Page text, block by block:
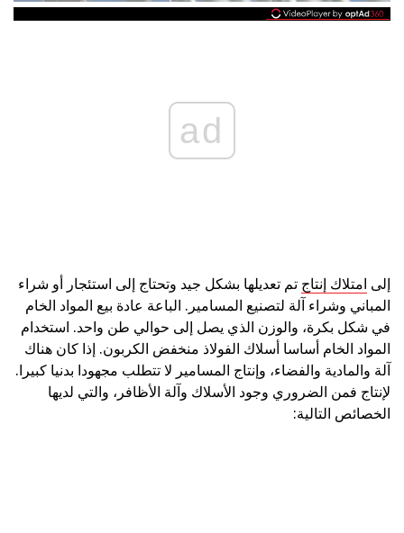
ad
إلى امتلاك إنتاج تم تعديلها بشكل جيد وتحتاج إلى استئجار أو شراء
المباني وشراء آلة لتصنيع المسامير. الباعة عادة بيع المواد الخام
في شكل بكرة، والوزن الذي يصل إلى حوالي طن واحد. استخدام
المواد الخام أساسا أسلاك الفولاذ منخفض الكربون. إذا كان هناك
آلة والمادية والفضاء، وإنتاج المسامير لا تتطلب مجهودا بدنيا كبيرا.
لإنتاج فمن الضروري وجود الأسلاك وآلة الأظافر، والتي لديها
الخصائص التالية: